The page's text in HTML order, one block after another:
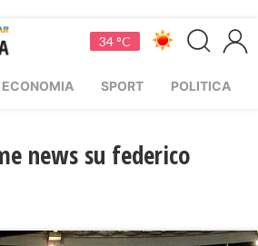
34 °C
ECONOMIA SPORT POLITICA
news su federico